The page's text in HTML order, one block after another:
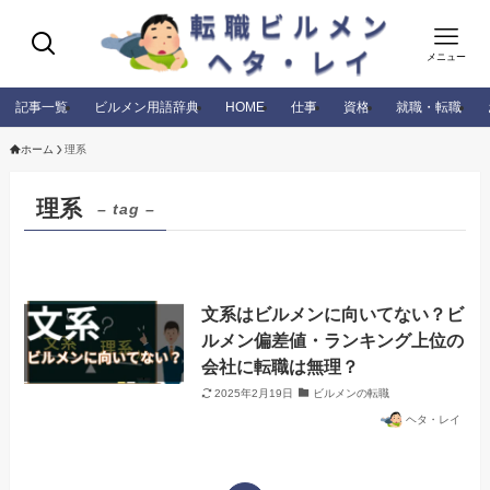
メニュー
記事一覧 ビルメン用語辞典 HOME 仕事 資格 就職・転職
ホーム 理系
理系 – tag –
文系はビルメンに向いてない？ビ
ルメン偏差値・ランキング上位の
会社に転職は無理？
2025年2月19日 ビルメンの転職
ヘタ・レイ